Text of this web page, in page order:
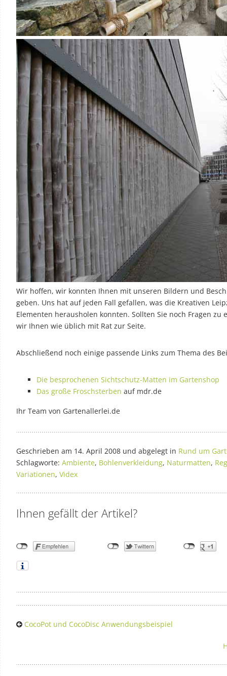
Wir hoffen, wir konnten Ihnen mit unseren Bildern und
geben. Uns hat auf jeden Fall gefallen, was die Kreativen
Elementen herausholen konnten. Sollten Sie noch Fragen
wir Ihnen wie üblich mit Rat zur Seite.
Abschließend noch einige passende Links zum Thema des
Die besprochenen Sichtschutz-Matten im Gartenshop
Das große Froschsterben auf mdr.de
Ihr Team von Gartenallerlei.de
Geschrieben am 14. April 2008 und abgelegt in Rund um
Schlagworte: Ambiente, Bohlenverkleidung, Naturmatten,
Variationen, Videx
Ihnen gefällt der Artikel?
CocoPot und CocoDisc Anwendungsbeispiel